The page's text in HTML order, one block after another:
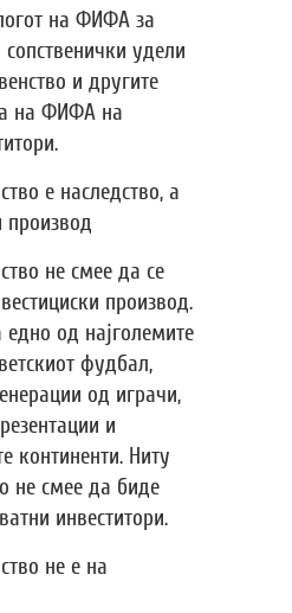
на ФИФА за
удели
и другите
на ФИФА на
е наследство, а
производ
не смее да се
производ.
едно од најголемите
фудбал,
од играчи,
и
континенти. Ниту
не смее да биде
инвеститори.
не е на